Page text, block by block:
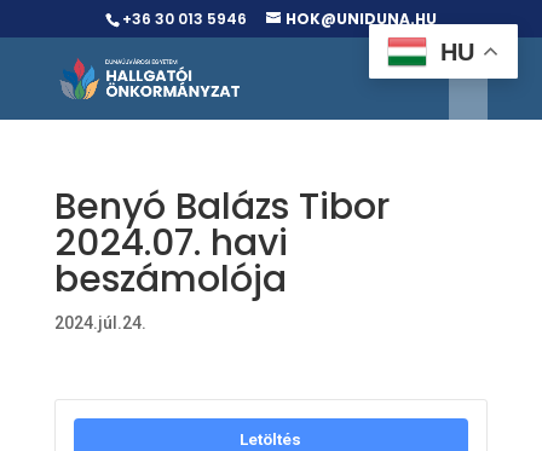
+36 30 013 5946 HOK@UNIDUNA.HU
Benyó Balázs Tibor
2024.07. havi
beszámolója
2024.júl.24.
Letöltés
HU